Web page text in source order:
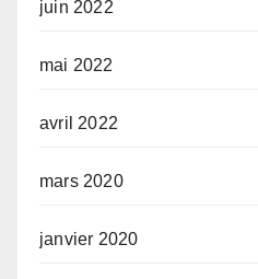
juin 2022
mai 2022
avril 2022
mars 2020
janvier 2020